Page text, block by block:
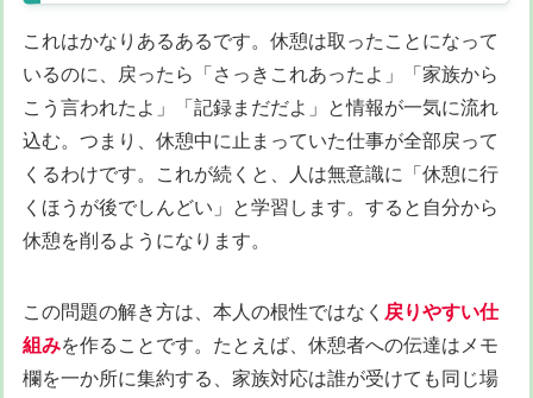
これはかなりあるあるです。休憩は取ったことになって
いるのに、戻ったら「さっきこれあったよ」「家族から
こう言われたよ」「記録まだだよ」と情報が一気に流れ
込む。つまり、休憩中に止まっていた仕事が全部戻って
くるわけです。これが続くと、人は無意識に「休憩に行
くほうが後でしんどい」と学習します。すると自分から
休憩を削るようになります。
この問題の解き方は、本人の根性ではなく 戻りやすい仕
組みを作ることです。たとえば、休憩者への伝達はメモ
欄を一か所に集約する、家族対応は誰が受けても同じ場